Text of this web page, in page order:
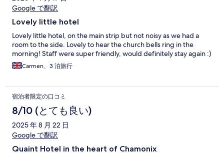
Google で翻訳
Lovely little hotel
Lovely little hotel, on the main strip but not noisy as we had a
room to the side. Lovely to hear the church bells ring in the
morning! Staff were super friendly, would definitely stay again :)
Carmen、3 泊旅行
宿泊者限定の口コミ
8/10 (とても良い)
2025 年 8 月 22 日
Google で翻訳
Quaint Hotel in the heart of Chamonix